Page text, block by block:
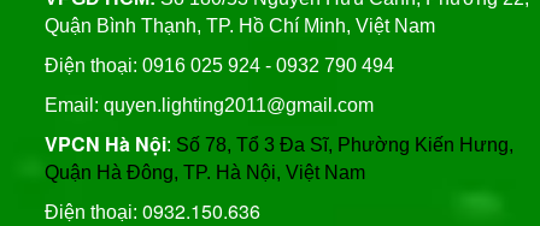
Bridgelux, An Trường
Thịnh
Trụ Thép Mạ Nhúng Kẽm
Quy Trình Mạ Nhúng Kẽm
Nóng Trụ Đèn Chiếu Sáng
Cao Áp
Quận Bình Thạnh, TP. Hồ Chí Minh, Việt Nam
Điện thoại: 0916 025 924 - 0932 790 494
Email: quyen.lighting2011@gmail.com
VPCN Hà Nội: Số 78, Tổ 3 Đa Sĩ, Phường Kiến Hưng,
Quận Hà Đông, TP. Hà Nội, Việt Nam
Điện thoại: 0932.150.636